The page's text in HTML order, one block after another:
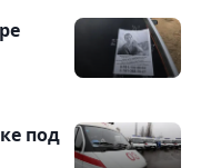
под